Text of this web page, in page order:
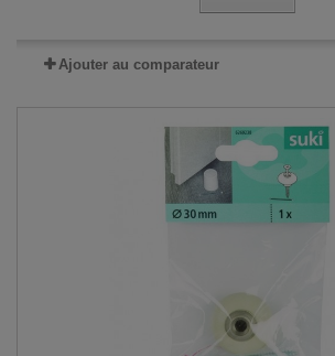
Ajouter au comparateur